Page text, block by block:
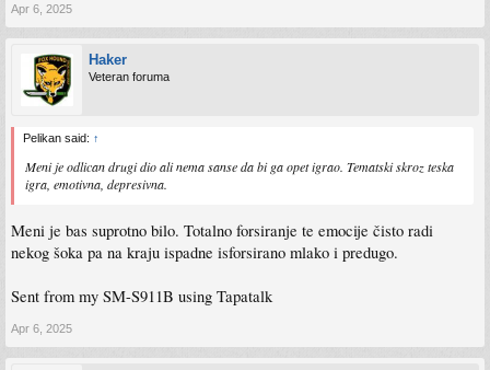
Apr 6, 2025
Haker
Veteran foruma
Pelikan said: ↑
Meni je odlican drugi dio ali nema sanse da bi ga opet igrao. Tematski skroz teska
igra, emotivna, depresivna.
Meni je bas suprotno bilo. Totalno forsiranje te emocije čisto radi
nekog šoka pa na kraju ispadne isforsirano mlako i predugo.
Sent from my SM-S911B using Tapatalk
Apr 6, 2025